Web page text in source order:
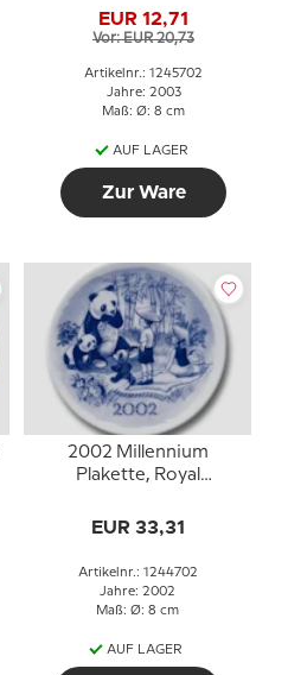
EUR 12,71
Vor: EUR 20,73
Artikelnr.: 1245702
Jahre: 2003
Maß: Ø: 8 cm
AUF LAGER
Zur Ware
2002 Millennium
Plakette, Royal
EUR 33,31
Artikelnr.: 1244702
Jahre: 2002
Maß: Ø: 8 cm
AUF LAGER